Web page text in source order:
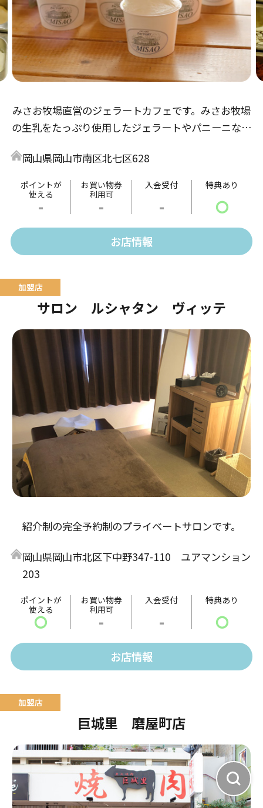
みさお牧場直営のジェラートカフェです。みさお牧場
の生乳をたっぷり使用したジェラートやパニーニなど
岡山県岡山市南区北七区628
ポイントが
使える
-
お買い物券
利用可
-
入会受付
-
特典あり
〇
お店情報
サロン ルシャタン ヴィッテ
紹介制の完全予約制のプライベートサロンです。
岡山県岡山市北区下中野347-110 ユアマンション
203
ポイントが
使える
〇
お買い物券
利用可
-
入会受付
-
特典あり
〇
お店情報
巨城里 磨屋町店